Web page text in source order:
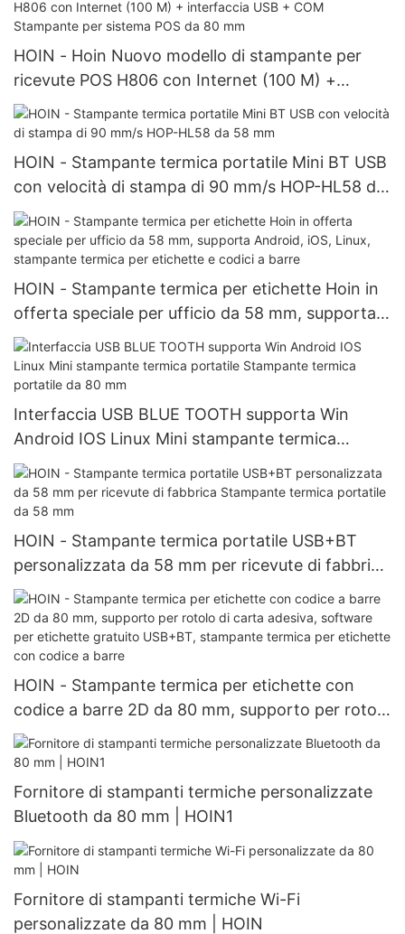
HOIN - Hoin Nuovo modello di stampante per
ricevute POS H806 con Internet (100 M) +
interfaccia USB + COM Stampante per sistema
POS da 80 mm
HOIN - Stampante termica portatile Mini BT USB
con velocità di stampa di 90 mm/s HOP-HL58 da
58 mm
HOIN - Stampante termica per etichette Hoin in
offerta speciale per ufficio da 58 mm, supporta
Android, iOS, Linux, stampante termica per
etichette e codici a barre
Interfaccia USB BLUE TOOTH supporta Win
Android IOS Linux Mini stampante termica
portatile Stampante termica portatile da 80 mm
HOIN - Stampante termica portatile USB+BT
personalizzata da 58 mm per ricevute di fabbrica
Stampante termica portatile da 58 mm
HOIN - Stampante termica per etichette con
codice a barre 2D da 80 mm, supporto per rotolo
di carta adesiva, software per etichette gratuito
USB+BT, stampante termica per etichette con
codice a barre
Fornitore di stampanti termiche personalizzate
Bluetooth da 80 mm | HOIN1
Fornitore di stampanti termiche Wi-Fi
personalizzate da 80 mm | HOIN